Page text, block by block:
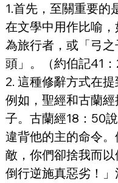
1.首先，至關重要的
在文學中用作比喻
為旅行者，或「弓
頭」。（約伯記41：
2. 這種修辭方式在提
例如，聖經和古蘭
子。古蘭經18：50
違背他的主的命令
敵，你們卻捨我而
倒行逆施真惡劣！